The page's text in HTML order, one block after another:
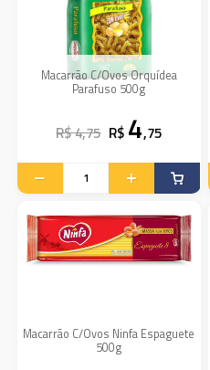
Macarrão C/Ovos Orquídea
Parafuso 500g
R$ 4,75 R$ 4,75
Macarrão C/Ovos Ninfa Espaguete
500g